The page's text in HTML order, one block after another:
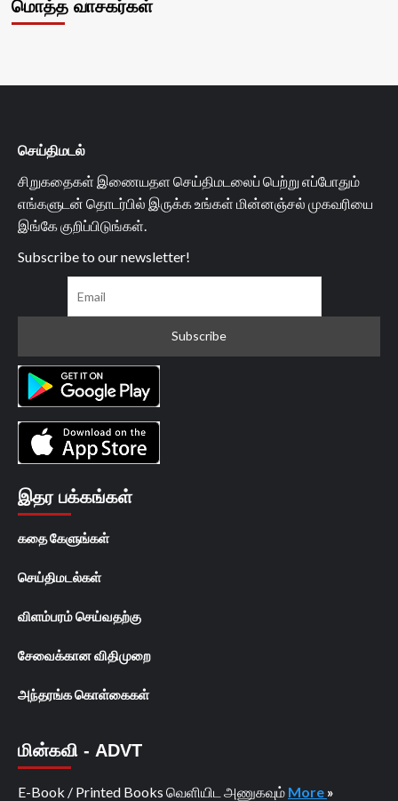
மொத்த வாசகர்கள்
செய்திமடல்
சிறுகதைகள் இணையதள செய்திமடலைப் பெற்று எப்போதும்
எங்களுடன் தொடர்பில் இருக்க உங்கள் மின்னஞ்சல் முகவரியை
இங்கே குறிப்பிடுங்கள்.
Subscribe to our newsletter!
இதர பக்கங்கள்
கதை கேளுங்கள்
செய்திமடல்கள்
விளம்பரம் செய்வதற்கு
சேவைக்கான விதிமுறை
அந்தரங்க கொள்கைகள்
மின்கவி - ADVT
E-Book / Printed Books வெளியிட அணுகவும் More »